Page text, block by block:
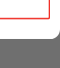
SCÈNE" -